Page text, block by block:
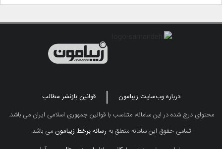
درباره وب‌سایت زیبامون
قوانین بازنشر مطالب
محتوای درج شده در این سامانه، متناسب با قوانین جمهوری اسلامی ایران می باشد.
تمامی حقوق این سامانه متعلق به رسانه برخط زیبامونمی باشد.